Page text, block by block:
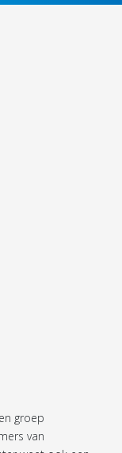
groep
van